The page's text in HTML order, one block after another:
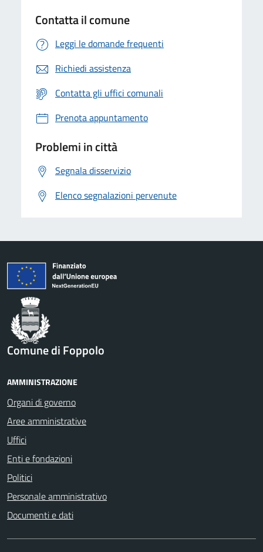
Contatta il comune
Leggi le domande frequenti
Richiedi assistenza
Contatta gli uffici comunali
Prenota appuntamento
Problemi in città
Segnala disservizio
Elenco segnalazioni pervenute
Comune di Foppolo
AMMINISTRAZIONE
Organi di governo
Aree amministrative
Uffici
Enti e fondazioni
Politici
Personale amministrativo
Documenti e dati